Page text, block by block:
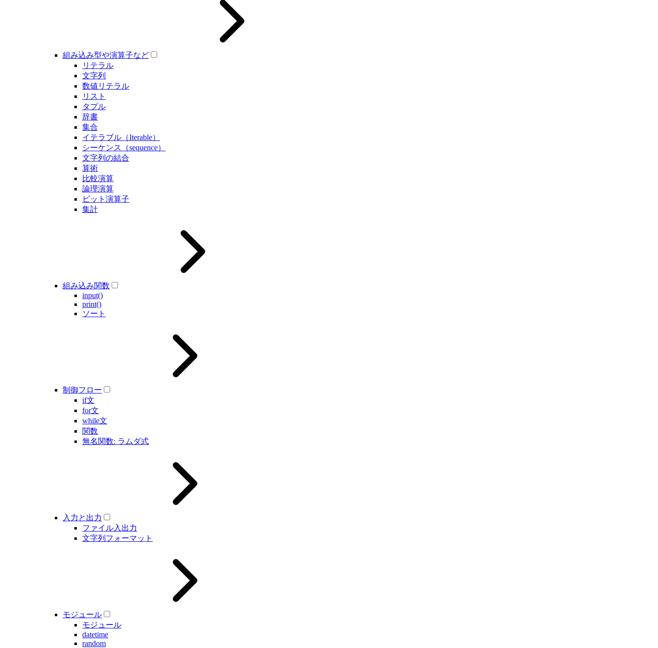
組み込み型や演算子など
リテラル
文字列
数値リテラル
リスト
タプル
辞書
集合
イテラブル（Iterable）
シーケンス（sequence）
文字列の結合
算術
比較演算
論理演算
ビット演算子
集計
組み込み関数
input()
print()
ソート
制御フロー
if文
for文
while文
関数
無名関数: ラムダ式
入力と出力
ファイル入出力
文字列フォーマット
モジュール
モジュール
datetime
random